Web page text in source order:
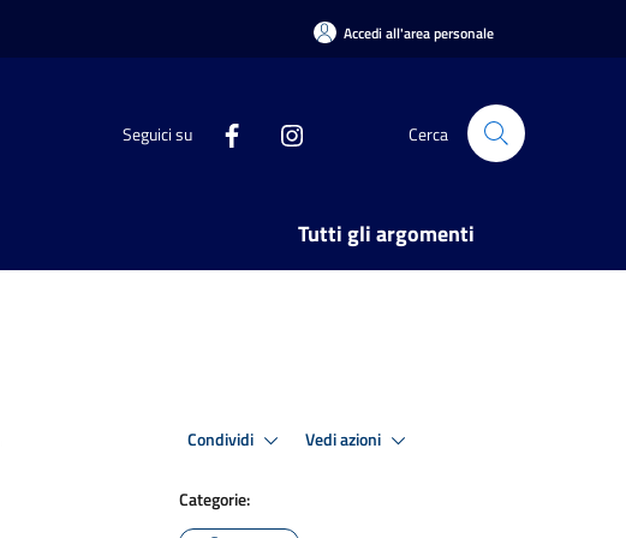
Accedi all'area personale
Seguici su Cerca
Tutti gli argomenti
Condividi Vedi azioni
Categorie: